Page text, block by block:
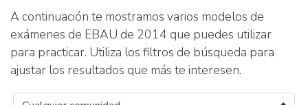
A continuación te mostramos varios modelos de
exámenes de EBAU de 2014 que puedes utilizar
para practicar. Utiliza los filtros de búsqueda para
ajustar los resultados que más te interesen.